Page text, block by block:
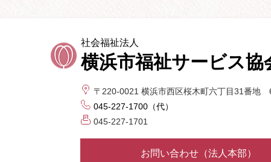
社会福祉法人
横浜市福祉サービス協
〒220-0021 横浜市西区桜木町六丁目31番地
045-227-1700（代）
045-227-1701
お問い合わせ（法人本部）